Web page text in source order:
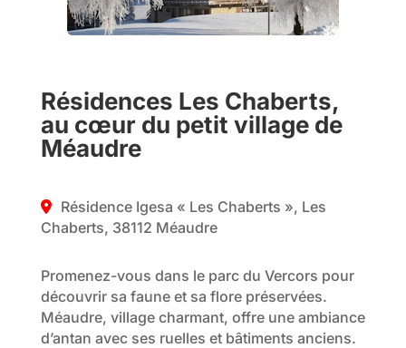
Résidences Les Chaberts,
au cœur du petit village de
Méaudre
Résidence Igesa « Les Chaberts », Les
Chaberts, 38112 Méaudre
Promenez-vous dans le parc du Vercors pour
découvrir sa faune et sa flore préservées.
Méaudre, village charmant, offre une ambiance
d’antan avec ses ruelles et bâtiments anciens.